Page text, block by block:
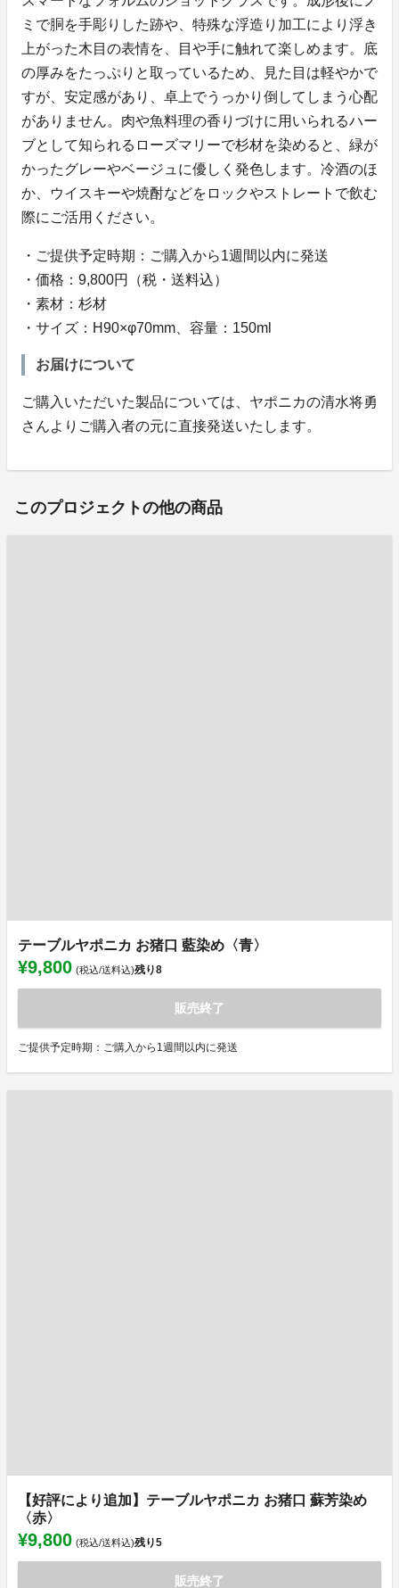
ミで胴を手彫りした跡や、特殊な浮造り加工により浮き
上がった木目の表情を、目や手に触れて楽しめます。底
の厚みをたっぷりと取っているため、見た目は軽やかで
すが、安定感があり、卓上でうっかり倒してしまう心配
がありません。肉や魚料理の香りづけに用いられるハー
ブとして知られるローズマリーで杉材を染めると、緑が
かったグレーやベージュに優しく発色します。冷酒のほ
か、ウイスキーや焼酎などをロックやストレートで飲む
際にご活用ください。
・ご提供予定時期：ご購入から1週間以内に発送
・価格：9,800円（税・送料込）
・素材：杉材
・サイズ：H90×φ70mm、容量：150ml
お届けについて
ご購入いただいた製品については、ヤポニカの清水将勇
さんよりご購入者の元に直接発送いたします。
このプロジェクトの他の商品
テーブルヤポニカ お猪口 藍染め〈青〉
¥9,800 (税込/送料込)残り8
販売終了
ご提供予定時期：ご購入から1週間以内に発送
【好評により追加】テーブルヤポニカ お猪口 蘇芳染め
〈赤〉
¥9,800 (税込/送料込)残り5
販売終了